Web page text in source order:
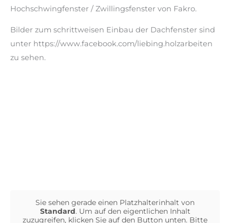
Hochschwingfenster / Zwillingsfenster von Fakro.
Bilder zum schrittweisen Einbau der Dachfenster sind
unter https://www.facebook.com/liebing.holzarbeiten
zu sehen.
Sie sehen gerade einen Platzhalterinhalt von
Standard. Um auf den eigentlichen Inhalt
zuzugreifen, klicken Sie auf den Button unten. Bitte